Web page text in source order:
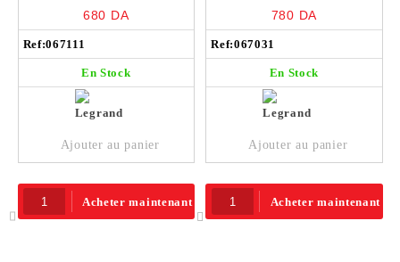
680 DA
Ref:067111
En Stock
Ajouter au panier
Acheter maintenant
780 DA
Ref:067031
En Stock
Ajouter au panier
Acheter maintenant